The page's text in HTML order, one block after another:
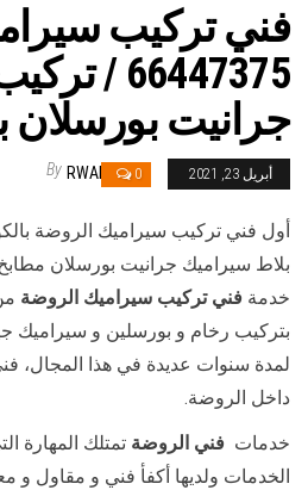
فني تركيب
66447375
جرانيت بورسلان
أبريل 23, 2021 0
By RWAN
أول فني تركيب سيراميك الروضة
بلاط سيراميك جرانيت بورسلان
خدمة فني تركيب سيراميك الروضة
بتركيب رخام و بورسلين و سيراميك
لمدة سنوات عديدة في هذا المجال،
داخل الروضة.
خدمات فني الروضة تمتلك المهارة
الخدمات ولديها أكفأ فني و مقاول و